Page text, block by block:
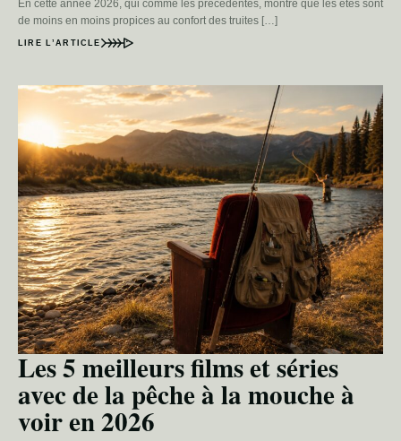
En cette année 2026, qui comme les précédentes, montre que les étés sont
de moins en moins propices au confort des truites […]
LIRE L’ARTICLE
Les 5 meilleurs films et séries
avec de la pêche à la mouche à
voir en 2026